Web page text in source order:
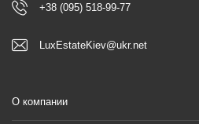
+38 (095) 518-99-77
LuxEstateKiev@ukr.net
О компании